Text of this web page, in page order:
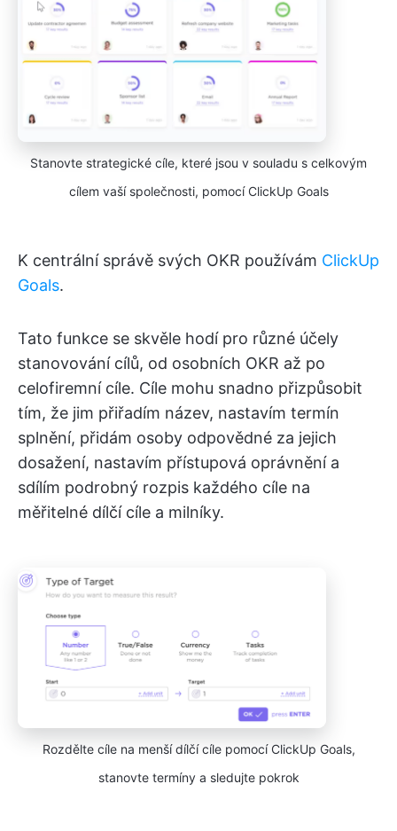
Stanovte strategické cíle, které jsou v souladu s celkovým
cílem vaší společnosti, pomocí ClickUp Goals
K centrální správě svých OKR používám ClickUp
Goals.
Tato funkce se skvěle hodí pro různé účely
stanovování cílů, od osobních OKR až po
celofiremní cíle. Cíle mohu snadno přizpůsobit
tím, že jim přiřadím název, nastavím termín
splnění, přidám osoby odpovědné za jejich
dosažení, nastavím přístupová oprávnění a
sdílím podrobný rozpis každého cíle na
měřitelné dílčí cíle a milníky.
Rozdělte cíle na menší dílčí cíle pomocí ClickUp Goals,
stanovte termíny a sledujte pokrok